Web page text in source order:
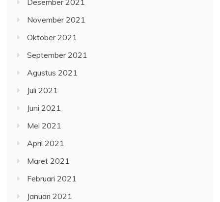
Desember 2021
November 2021
Oktober 2021
September 2021
Agustus 2021
Juli 2021
Juni 2021
Mei 2021
April 2021
Maret 2021
Februari 2021
Januari 2021